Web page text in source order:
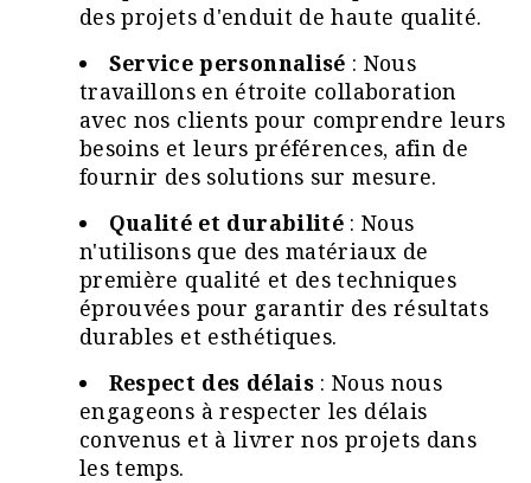
des projets d'enduit de haute qualité.
Service personnalisé : Nous
travaillons en étroite collaboration
avec nos clients pour comprendre leurs
besoins et leurs préférences, afin de
fournir des solutions sur mesure.
Qualité et durabilité : Nous
n'utilisons que des matériaux de
première qualité et des techniques
éprouvées pour garantir des résultats
durables et esthétiques.
Respect des délais: Nous nous
engageons à respecter les délais
convenus et à livrer nos projets dans
les temps.